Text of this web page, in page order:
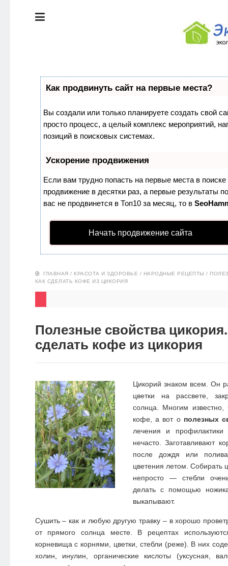
СТИЛЬ
ЭКОЛОГИЯ
ДОМА
КРАСОТА И
ПИТАНИЕ
БЛОГ
Как продвинуть сайт на первые места?
Вы создали или только планируете создать свой
просто процесс, а целый комплекс мероприятий,
позиций в поисковых системах.
Ускорение продвижения
Если вам трудно попасть на первые места в
продвижение в десятки раз, а первые результаты
вас не продвинется в Топ10 за месяц, то в
Начать продвижение сайта
ГЛАВНАЯ / КРАСОТА И ЗДОРОВЬЕ / НАРОДНЫЕ РЕЦЕПТЫ /
КАК СДЕЛАТЬ КОФЕ ИЗ ЦИКОРИЯ
Полезные свойства
сделать кофе из цикория
Цикорий знаком всем. Он
цветки на рассвете,
солнца. Многим
кофе, а вот о полезных
лечения и профилактики
нечасто.
Заготавливают
после дождя или
цветения летом. Собирать
непросто — стебли
делать с помощью
выкапывают.
Сушить – как и любую другую травку – в хорошо
от прямого солнца месте. В рецептах
корневища с корнями, цветки, стебли (реже). В них
холин, инулин, органические кислоты (уксусная,